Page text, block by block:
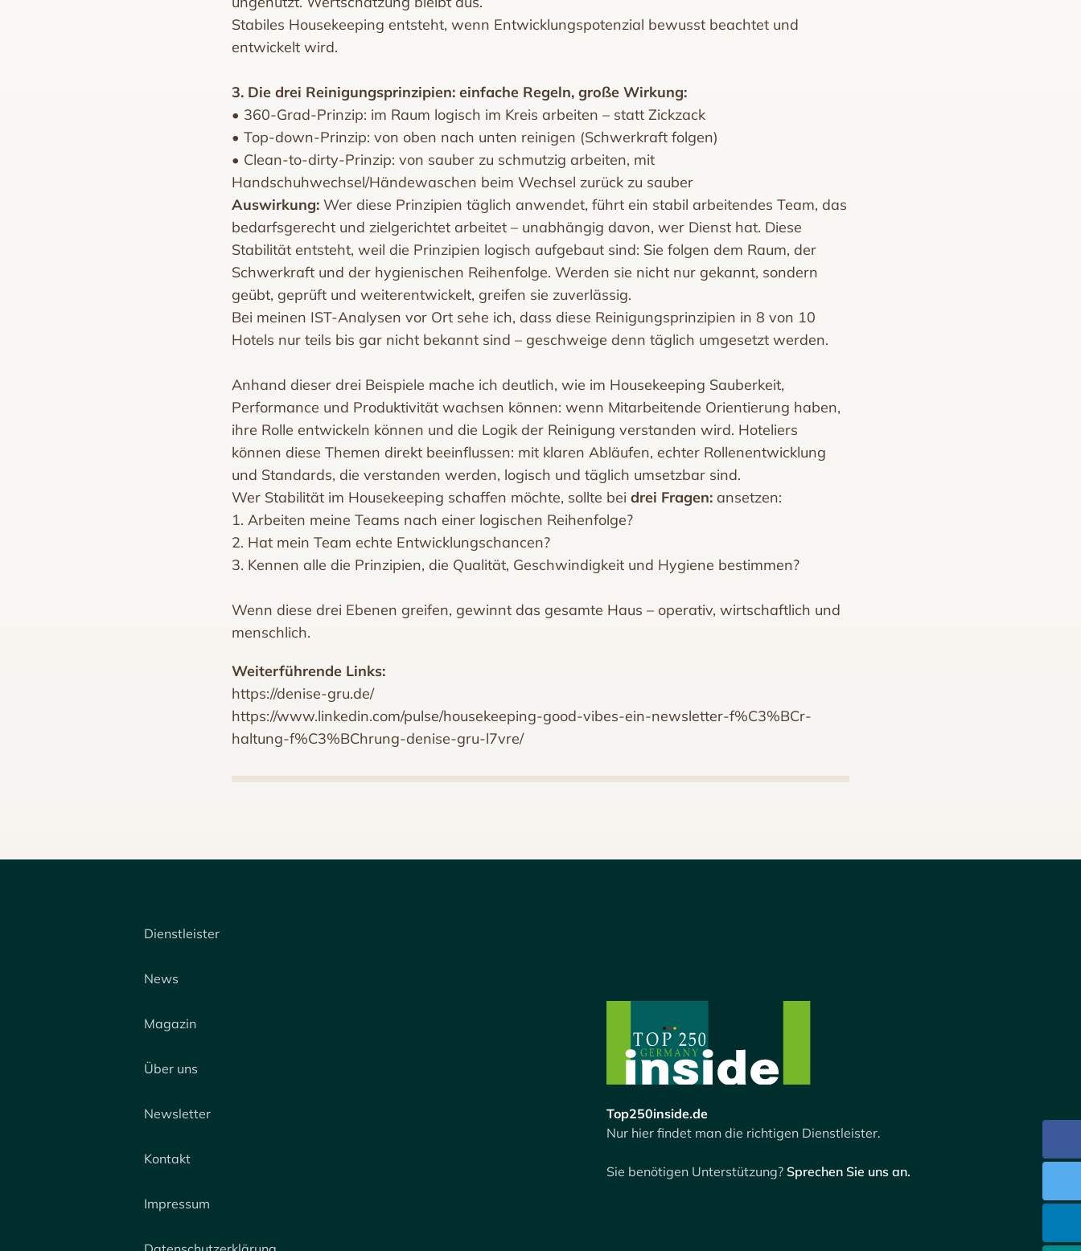
Stabiles Housekeeping entsteht, wenn Entwicklungspotenzial bewusst beachtet und
entwickelt wird.
3. Die drei Reinigungsprinzipien: einfache Regeln, große Wirkung:
• 360-Grad-Prinzip: im Raum logisch im Kreis arbeiten – statt Zickzack
• Top-down-Prinzip: von oben nach unten reinigen (Schwerkraft folgen)
• Clean-to-dirty-Prinzip: von sauber zu schmutzig arbeiten, mit
Handschuhwechsel/Händewaschen beim Wechsel zurück zu sauber
Auswirkung: Wer diese Prinzipien täglich anwendet, führt ein stabil arbeitendes Team, das
bedarfsgerecht und zielgerichtet arbeitet – unabhängig davon, wer Dienst hat. Diese
Stabilität entsteht, weil die Prinzipien logisch aufgebaut sind: Sie folgen dem Raum, der
Schwerkraft und der hygienischen Reihenfolge. Werden sie nicht nur gekannt, sondern
geübt, geprüft und weiterentwickelt, greifen sie zuverlässig.
Bei meinen IST-Analysen vor Ort sehe ich, dass diese Reinigungsprinzipien in 8 von 10
Hotels nur teils bis gar nicht bekannt sind – geschweige denn täglich umgesetzt werden.
Anhand dieser drei Beispiele mache ich deutlich, wie im Housekeeping Sauberkeit,
Performance und Produktivität wachsen können: wenn Mitarbeitende Orientierung haben,
ihre Rolle entwickeln können und die Logik der Reinigung verstanden wird. Hoteliers
können diese Themen direkt beeinflussen: mit klaren Abläufen, echter Rollenentwicklung
und Standards, die verstanden werden, logisch und täglich umsetzbar sind.
Wer Stabilität im Housekeeping schaffen möchte, sollte bei drei Fragen: ansetzen:
1. Arbeiten meine Teams nach einer logischen Reihenfolge?
2. Hat mein Team echte Entwicklungschancen?
3. Kennen alle die Prinzipien, die Qualität, Geschwindigkeit und Hygiene bestimmen?
Wenn diese drei Ebenen greifen, gewinnt das gesamte Haus – operativ, wirtschaftlich und
menschlich.
Weiterführende Links:
https://denise-gru.de/
https://www.linkedin.com/pulse/housekeeping-good-vibes-ein-newsletter-f%C3%BCr-
haltung-f%C3%BChrung-denise-gru-l7vre/
Dienstleister
News
Magazin
Über uns
Newsletter
Kontakt
Impressum
Top250inside.de
Nur hier findet man die richtigen Dienstleister.
Sie benötigen Unterstützung? Sprechen Sie uns an.